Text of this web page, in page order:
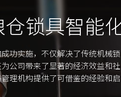
锁具智能
功实施，不仅解决了传统机械
公司带来了显著的经济效益和
理机构提供了可借鉴的经验和